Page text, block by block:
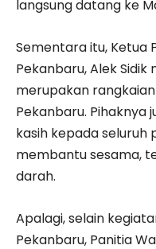
langsung datang ke
Sementara itu, Ketua
Pekanbaru, Alek
merupakan
Pekanbaru.
kasih kepada
membantu sesama,
darah.
Apalagi, selain
Pekanbaru, Panitia